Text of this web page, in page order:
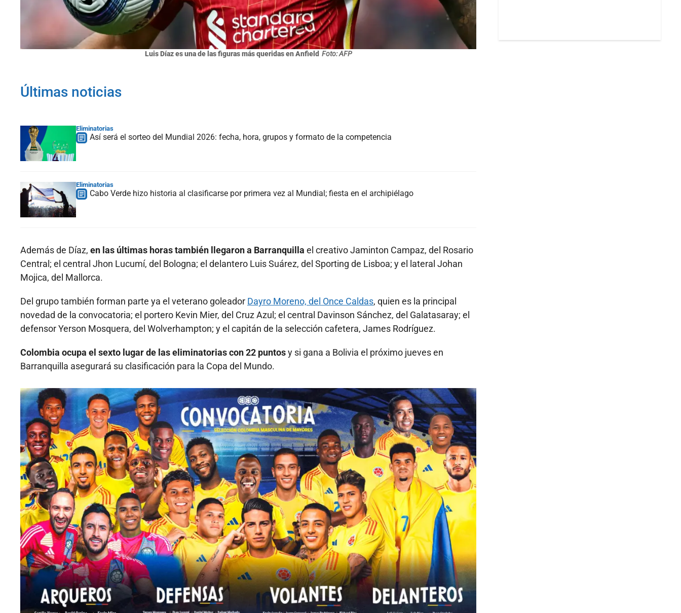
Luis Díaz es una de las figuras más queridas en Anfield Foto: AFP
Últimas noticias
Eliminatorias
Así será el sorteo del Mundial 2026: fecha, hora, grupos y formato de la competencia
Eliminatorias
Cabo Verde hizo historia al clasificarse por primera vez al Mundial; fiesta en el archipiélago
Además de Díaz, en las últimas horas también llegaron a Barranquilla el creativo Jaminton Campaz, del Rosario
Central; el central Jhon Lucumí, del Bologna; el delantero Luis Suárez, del Sporting de Lisboa; y el lateral Johan
Mojica, del Mallorca.
Del grupo también forman parte ya el veterano goleador Dayro Moreno, del Once Caldas, quien es la principal
novedad de la convocatoria; el portero Kevin Mier, del Cruz Azul; el central Davinson Sánchez, del Galatasaray; el
defensor Yerson Mosquera, del Wolverhampton; y el capitán de la selección cafetera, James Rodríguez.
Colombia ocupa el sexto lugar de las eliminatorias con 22 puntosy si gana a Bolivia el próximo jueves en
Barranquilla asegurará su clasificación para la Copa del Mundo.